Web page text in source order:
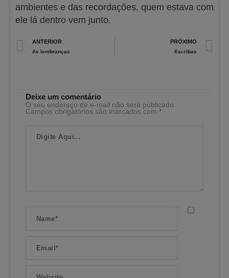
ambientes e das recordações, quem estava com
ele lá dentro vem junto.
Prev
ANTERIOR
As lembranças
PRÓXIMO
Escribas
Deixe um comentário
O seu endereço de e-mail não será publicado.
Campos obrigatórios são marcados com *
Aqui...